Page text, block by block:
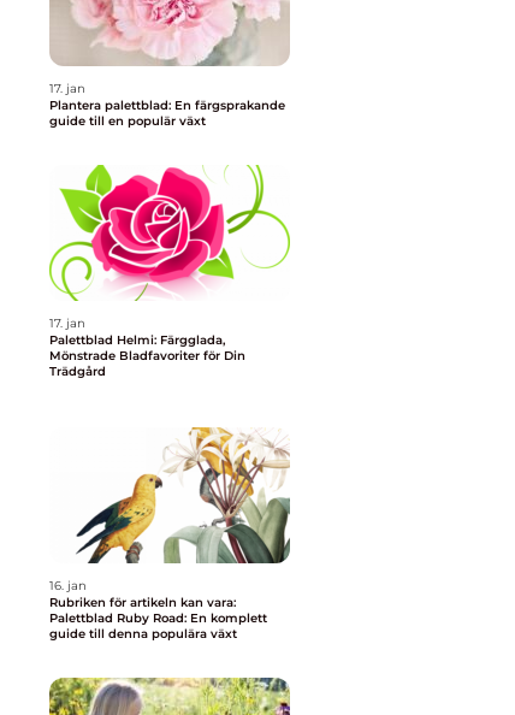
17. jan
Plantera palettblad: En färgsprakande
guide till en populär växt
17. jan
Palettblad Helmi: Färgglada,
Mönstrade Bladfavoriter för Din
Trädgård
16. jan
Rubriken för artikeln kan vara:
Palettblad Ruby Road: En komplett
guide till denna populära växt